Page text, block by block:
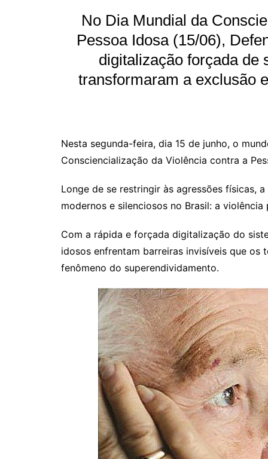
No Dia Mundial da
Pessoa Idosa (15/06),
digitalização forçada de
transformaram a exclusão
Nesta segunda-feira, dia 15 de junho, o
Consciencialização da Violência contra a
Longe de se restringir às agressões físicas,
modernos e silenciosos no Brasil: a
Com a rápida e forçada digitalização do
idosos enfrentam barreiras invisíveis que os
fenômeno do superendividamento.